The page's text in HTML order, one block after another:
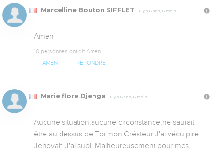
Marcelline Bouton SIFFLET Il y a 6 ans, 8 mois
Amen
10 personnes ont dit Amen
AMEN RÉPONDRE
Marie flore Djenga Il y a 6 ans, 8 mois
Aucune situation,aucune circonstance,ne saurait
être au dessus de Toi mon Créateur.J'ai vécu pire
Jehovah.J'ai subi .Malheureusement pour mes